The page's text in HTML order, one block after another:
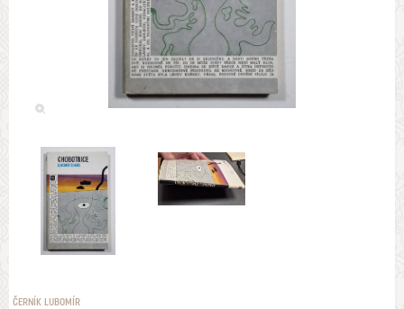
ČERNÍK LUBOMÍR